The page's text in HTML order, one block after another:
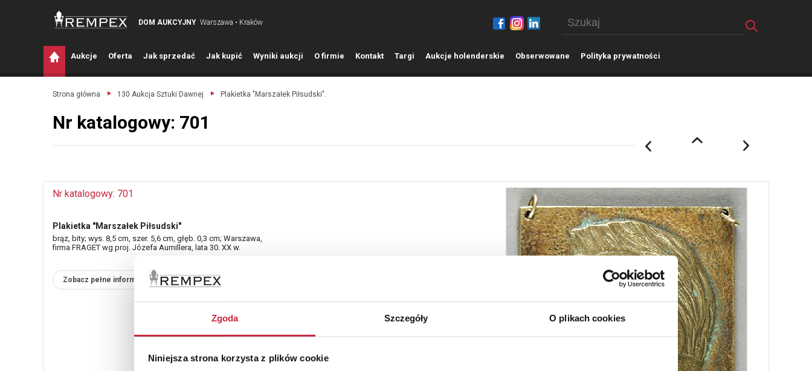
Zgoda Szczegóły O plikach cookies
Niniejsza strona korzysta z plików cookie
DOM AUKCYJNY Warszawa • Kraków
Aukcje Oferta Jak sprzedać Jak kupić Wyniki aukcji O firmie Kontakt Targi Aukcje holenderskie Obserwowane Polityka prywatności
Strona główna 130 Aukcja Sztuki Dawnej Plakietka "Marszałek Piłsudski".
Nr katalogowy: 701
Nr katalogowy: 701
Plakietka "Marszałek Piłsudski"
brąz, bity; wys. 8,5 cm, szer. 5,6 cm, głęb. 0,3 cm; Warszawa,
firma FRAGET wg proj. Józefa Aumillera, lata 30. XX w.
Zobacz pełne informacje